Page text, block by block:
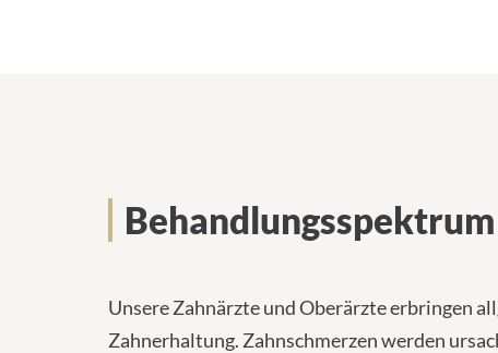
Behandlungsspektrum
Unsere Zahnärzte und Oberärzte erbringen
Zahnerhaltung. Zahnschmerzen werden